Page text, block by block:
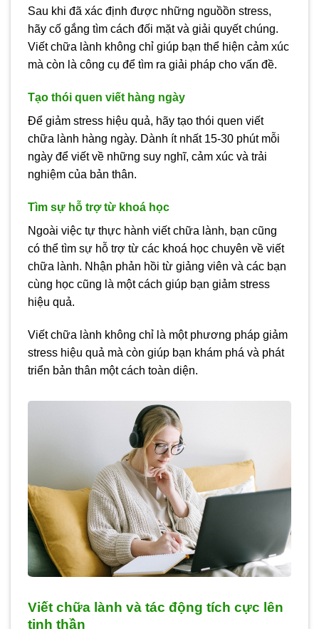
Sau khi đã xác định được những nguồồn stress,
hãy cố gắng tìm cách đối mặt và giải quyết chúng.
Viết chữa lành không chỉ giúp bạn thể hiện cảm xúc
mà còn là công cụ để tìm ra giải pháp cho vấn đề.
Tạo thói quen viết hàng ngày
Để giảm stress hiệu quả, hãy tạo thói quen viết
chữa lành hàng ngày. Dành ít nhất 15-30 phút mỗi
ngày để viết về những suy nghĩ, cảm xúc và trải
nghiệm của bản thân.
Tìm sự hỗ trợ từ khoá học
Ngoài việc tự thực hành viết chữa lành, bạn cũng
có thể tìm sự hỗ trợ từ các khoá học chuyên về viết
chữa lành. Nhận phản hồi từ giảng viên và các bạn
cùng học cũng là một cách giúp bạn giảm stress
hiệu quả.
Viết chữa lành không chỉ là một phương pháp giảm
stress hiệu quả mà còn giúp bạn khám phá và phát
triển bản thân một cách toàn diện.
Viết chữa lành và tác động tích cực lên
tinh thần